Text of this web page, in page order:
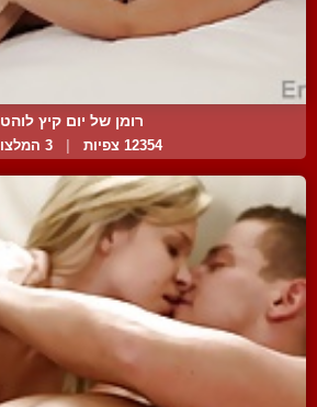
רומן של יום קיץ לוהט
12354 צפיות 3 המלצות